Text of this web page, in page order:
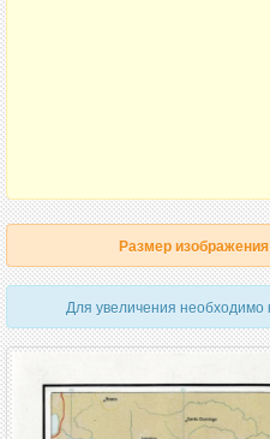
Размер
Для увеличения необходимо